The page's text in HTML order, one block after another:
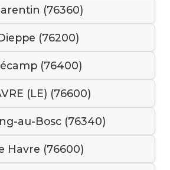
(76360)
(76200)
(76400)
(LE) (76600)
au-Bosc (76340)
Havre (76600)